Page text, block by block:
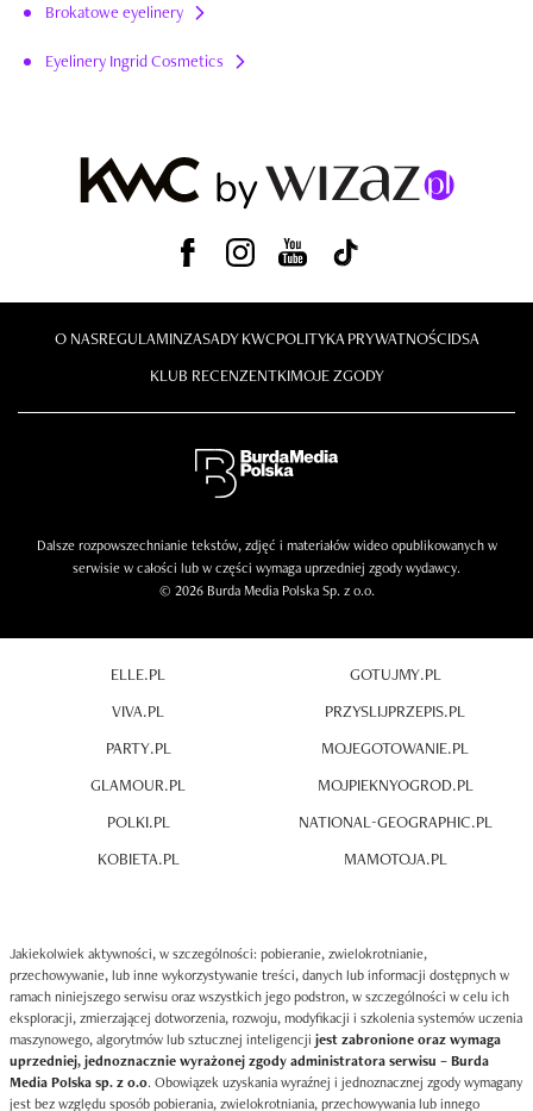
Brokatowe eyelinery
Eyelinery Ingrid Cosmetics
O NASREGULAMINZASADY KWCPOLITYKA PRYWATNOŚCIDSA
KLUB RECENZENTKIMOJE ZGODY
Dalsze rozpowszechnianie tekstów, zdjęć i materiałów wideo opublikowanych w
serwisie w całości lub w części wymaga uprzedniej zgody wydawcy.
© 2026 Burda Media Polska Sp. z o.o.
ELLE.PL
VIVA.PL
PARTY.PL
GLAMOUR.PL
POLKI.PL
KOBIETA.PL
GOTUJMY.PL
PRZYSLIJPRZEPIS.PL
MOJEGOTOWANIE.PL
MOJPIEKNYOGROD.PL
NATIONAL-GEOGRAPHIC.PL
MAMOTOJA.PL
Jakiekolwiek aktywności, w szczególności: pobieranie, zwielokrotnianie,
przechowywanie, lub inne wykorzystywanie treści, danych lub informacji dostępnych w
ramach niniejszego serwisu oraz wszystkich jego podstron, w szczególności w celu ich
eksploracji, zmierzającej dotworzenia, rozwoju, modyfikacji i szkolenia systemów uczenia
maszynowego, algorytmów lub sztucznej inteligencji jest zabronione oraz wymaga
uprzedniej, jednoznacznie wyrażonej zgody administratora serwisu – Burda
Media Polska sp. z o.o. Obowiązek uzyskania wyraźnej i jednoznacznej zgody wymagany
jest bez względu sposób pobierania, zwielokrotniania, przechowywania lub innego